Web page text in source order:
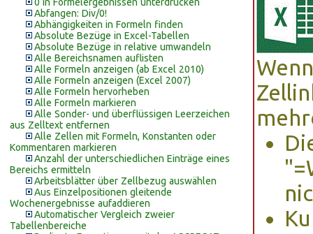
Abfangen: Div/0!
Abhängigkeiten in Formeln finden
Absolute Bezüge in Excel-Tabellen
Absolute Bezüge in relative umwandeln
Alle Bereichsnamen auflisten
Alle Formeln anzeigen (ab Excel 2010)
Alle Formeln anzeigen (Excel 2007)
Alle Formeln hervorheben
Alle Formeln markieren
Alle Sonder- und überflüssigen Leerzeichen
aus Zelltext entfernen
Alle Zellen mit Formeln, Konstanten oder
Kommentaren markieren
Anzahl der unterschiedlichen Einträge eines
Bereichs ermitteln
Arbeitsblätter über Zellbezug auswählen
Aus Einzelpositionen gleitende
Wochenergebnisse aufaddieren
Automatischer Vergleich zweier
Tabellenbereiche